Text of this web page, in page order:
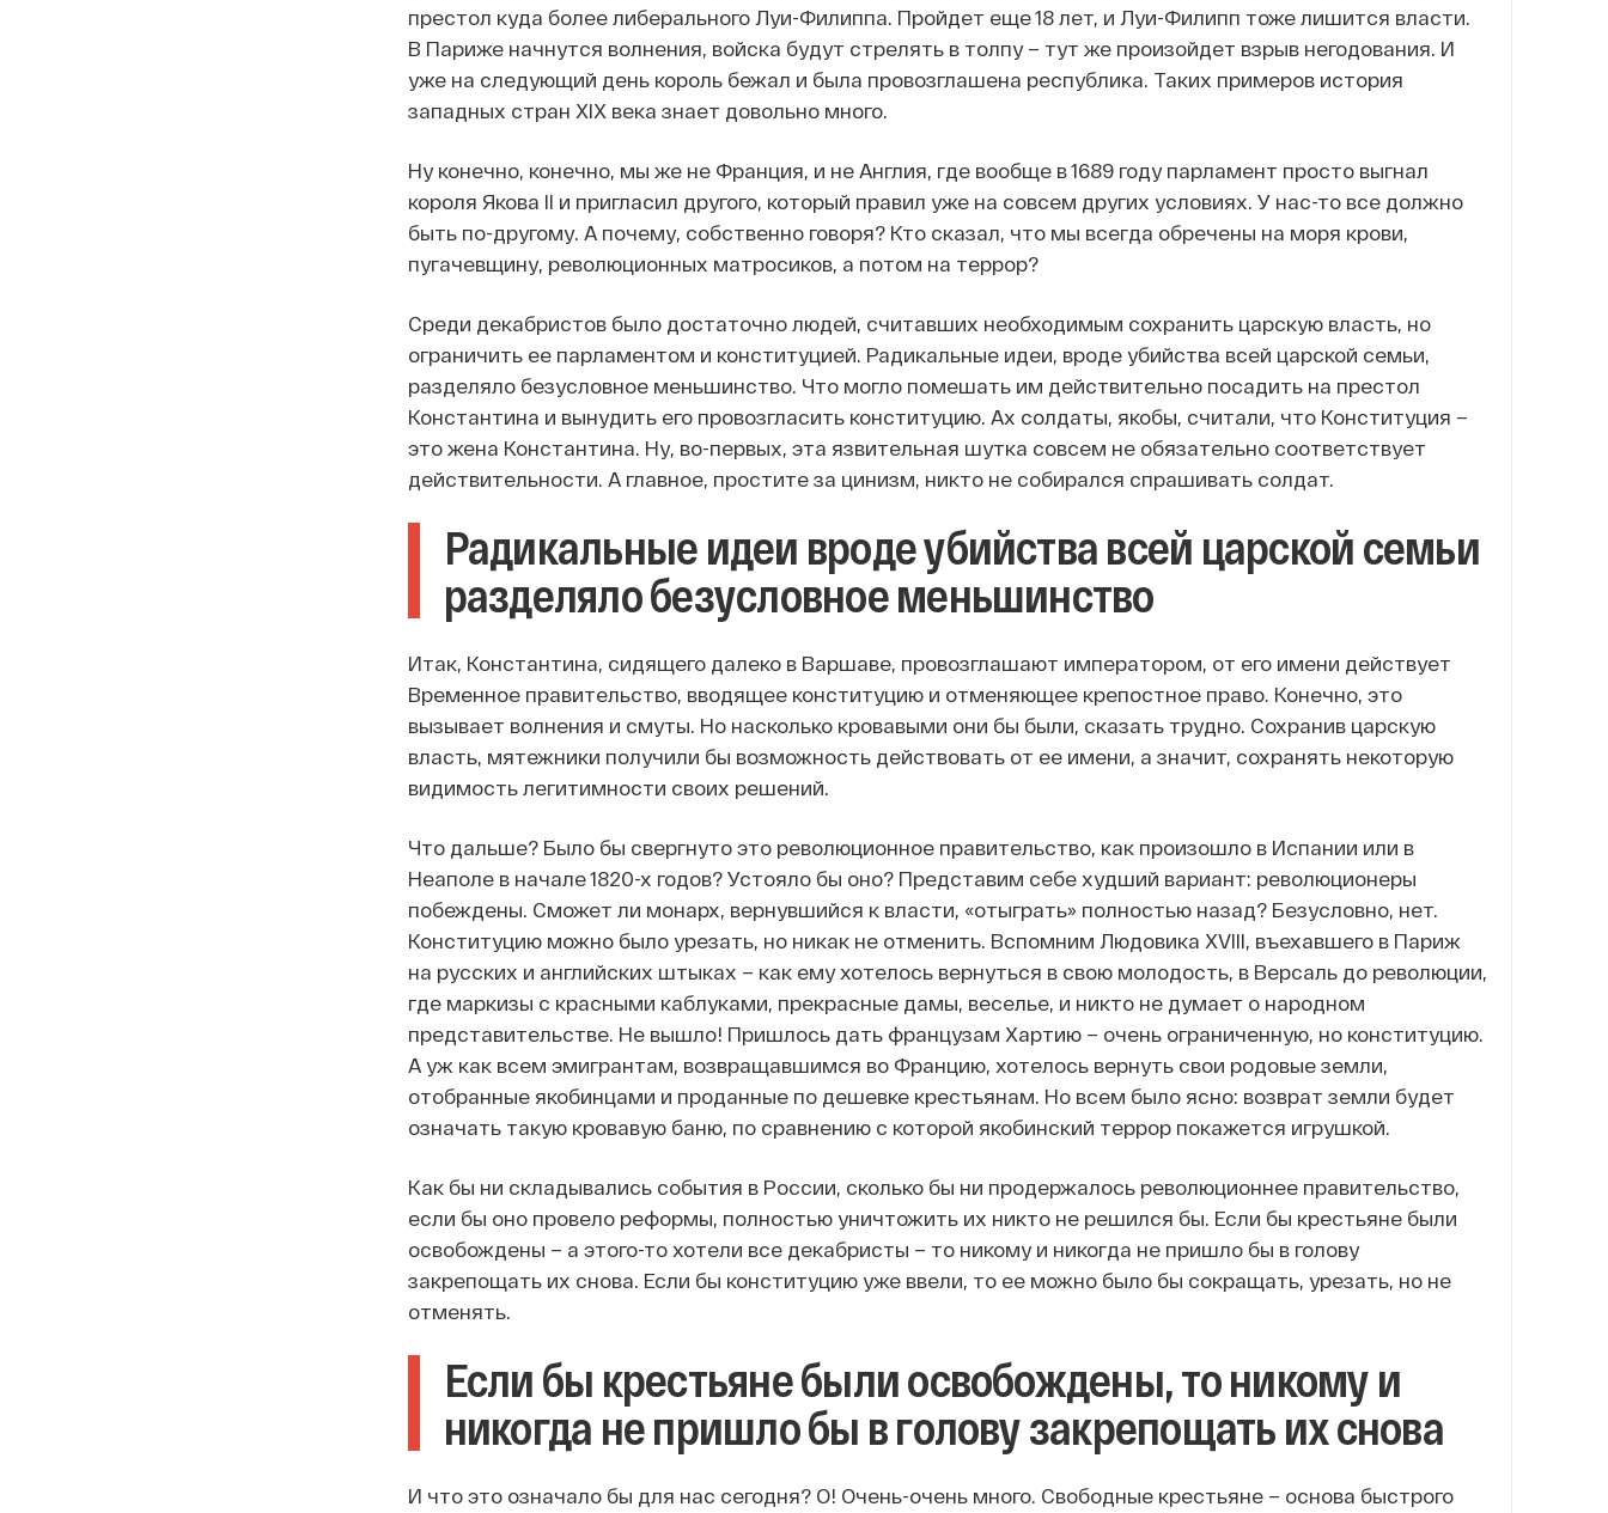
престол куда более либерального Луи-Филиппа. Пройдет еще 18 лет, и Луи-Филипп тоже лишится власти.
В Париже начнутся волнения, войска будут стрелять в толпу – тут же произойдет взрыв негодования. И
уже на следующий день король бежал и была провозглашена республика. Таких примеров история
западных стран XIX века знает довольно много.
Ну конечно, конечно, мы же не Франция, и не Англия, где вообще в 1689 году парламент просто выгнал
короля Якова II и пригласил другого, который правил уже на совсем других условиях. У нас-то все должно
быть по-другому. А почему, собственно говоря? Кто сказал, что мы всегда обречены на моря крови,
пугачевщину, революционных матросиков, а потом на террор?
Среди декабристов было достаточно людей, считавших необходимым сохранить царскую власть, но
ограничить ее парламентом и конституцией. Радикальные идеи, вроде убийства всей царской семьи,
разделяло безусловное меньшинство. Что могло помешать им действительно посадить на престол
Константина и вынудить его провозгласить конституцию. Ах солдаты, якобы, считали, что Конституция –
это жена Константина. Ну, во-первых, эта язвительная шутка совсем не обязательно соответствует
действительности. А главное, простите за цинизм, никто не собирался спрашивать солдат.
Радикальные идеи вроде убийства всей царской семьи
разделяло безусловное меньшинство
Итак, Константина, сидящего далеко в Варшаве, провозглашают императором, от его имени действует
Временное правительство, вводящее конституцию и отменяющее крепостное право. Конечно, это
вызывает волнения и смуты. Но насколько кровавыми они бы были, сказать трудно. Сохранив царскую
власть, мятежники получили бы возможность действовать от ее имени, а значит, сохранять некоторую
видимость легитимности своих решений.
Что дальше? Было бы свергнуто это революционное правительство, как произошло в Испании или в
Неаполе в начале 1820-х годов? Устояло бы оно? Представим себе худший вариант: революционеры
побеждены. Сможет ли монарх, вернувшийся к власти, «отыграть» полностью назад? Безусловно, нет.
Конституцию можно было урезать, но никак не отменить. Вспомним Людовика XVIII, въехавшего в Париж
на русских и английских штыках – как ему хотелось вернуться в свою молодость, в Версаль до революции,
где маркизы с красными каблуками, прекрасные дамы, веселье, и никто не думает о народном
представительстве. Не вышло! Пришлось дать французам Хартию – очень ограниченную, но конституцию.
А уж как всем эмигрантам, возвращавшимся во Францию, хотелось вернуть свои родовые земли,
отобранные якобинцами и проданные по дешевке крестьянам. Но всем было ясно: возврат земли будет
означать такую кровавую баню, по сравнению с которой якобинский террор покажется игрушкой.
Как бы ни складывались события в России, сколько бы ни продержалось революционнее правительство,
если бы оно провело реформы, полностью уничтожить их никто не решился бы. Если бы крестьяне были
освобождены – а этого-то хотели все декабристы – то никому и никогда не пришло бы в голову
закрепощать их снова. Если бы конституцию уже ввели, то ее можно было бы сокращать, урезать, но не
отменять.
Если бы крестьяне были освобождены, то никому и
никогда не пришло бы в голову закрепощать их снова
И что это означало бы для нас сегодня? О! Очень-очень много. Свободные крестьяне – основа быстрого